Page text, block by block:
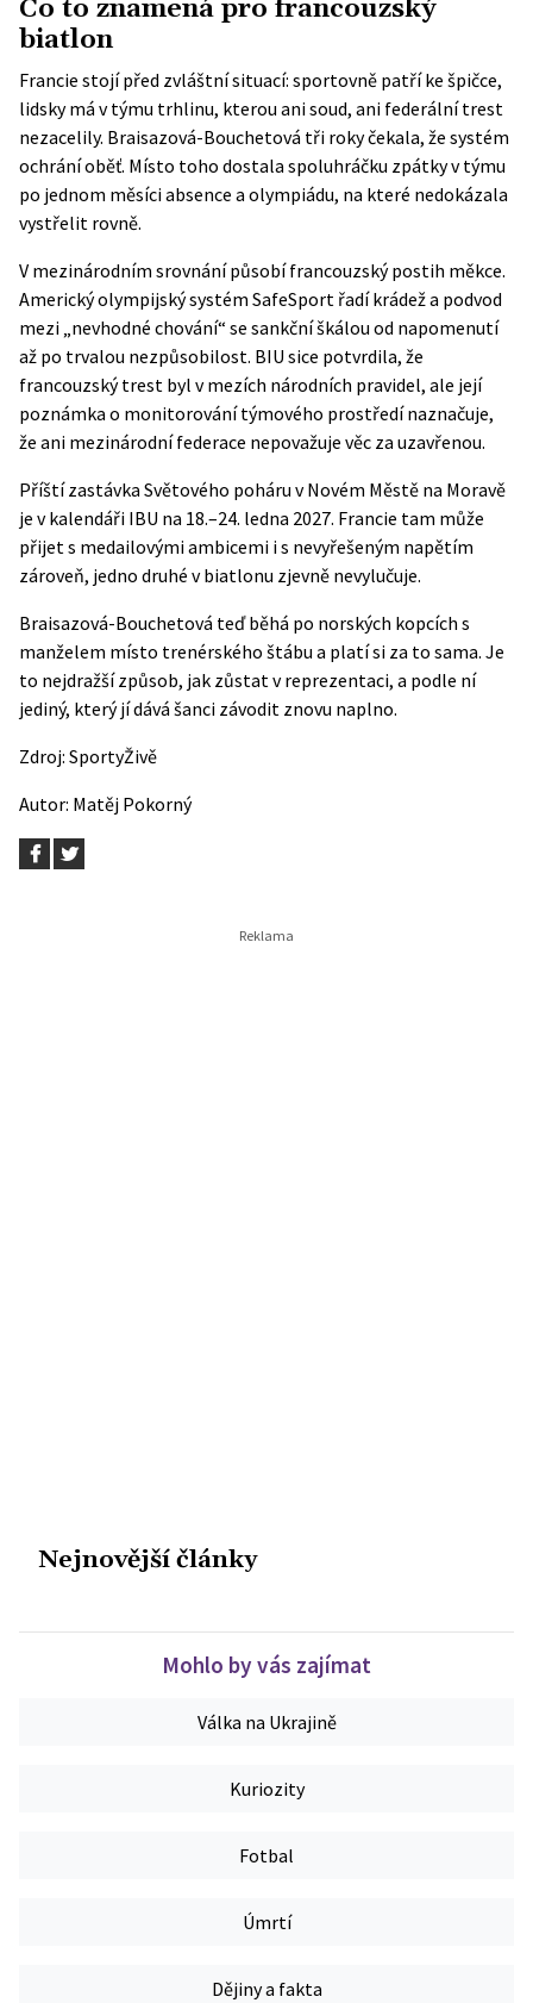
Co to znamená pro francouzský
biatlon
Francie stojí před zvláštní situací: sportovně patří ke špičce,
lidsky má v týmu trhlinu, kterou ani soud, ani federální trest
nezacelily. Braisazová-Bouchetová tři roky čekala, že systém
ochrání oběť. Místo toho dostala spoluhráčku zpátky v týmu
po jednom měsíci absence a olympiádu, na které nedokázala
vystřelit rovně.
V mezinárodním srovnání působí francouzský postih měkce.
Americký olympijský systém SafeSport řadí krádež a podvod
mezi „nevhodné chování“ se sankční škálou od napomenutí
až po trvalou nezpůsobilost. BIU sice potvrdila, že
francouzský trest byl v mezích národních pravidel, ale její
poznámka o monitorování týmového prostředí naznačuje,
že ani mezinárodní federace nepovažuje věc za uzavřenou.
Příští zastávka Světového poháru v Novém Městě na Moravě
je v kalendáři IBU na 18.–24. ledna 2027. Francie tam může
přijet s medailovými ambicemi i s nevyřešeným napětím
zároveň, jedno druhé v biatlonu zjevně nevylučuje.
Braisazová-Bouchetová teď běhá po norských kopcích s
manželem místo trenérského štábu a platí si za to sama. Je
to nejdražší způsob, jak zůstat v reprezentaci, a podle ní
jediný, který jí dává šanci závodit znovu naplno.
Zdroj: SportyŽivě
Autor: Matěj Pokorný
Nejnovější články
Mohlo by vás zajímat
Válka na Ukrajině
Kuriozity
Fotbal
Úmrtí
Dějiny a fakta